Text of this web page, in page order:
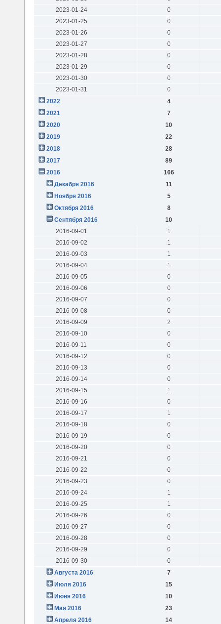
2023-01-24
0
2023-01-25
0
2023-01-26
0
2023-01-27
0
2023-01-28
0
2023-01-29
0
2023-01-30
0
2023-01-31
0
2022
4
2021
7
2020
10
2019
22
2018
28
2017
89
2016
166
Декабря 2016
11
Ноября 2016
5
Октября 2016
8
Сентября 2016
10
2016-09-01
1
2016-09-02
1
2016-09-03
1
2016-09-04
1
2016-09-05
0
2016-09-06
0
2016-09-07
0
2016-09-08
0
2016-09-09
2
2016-09-10
0
2016-09-11
0
2016-09-12
0
2016-09-13
0
2016-09-14
0
2016-09-15
1
2016-09-16
0
2016-09-17
1
2016-09-18
0
2016-09-19
0
2016-09-20
0
2016-09-21
0
2016-09-22
0
2016-09-23
0
2016-09-24
1
2016-09-25
1
2016-09-26
0
2016-09-27
0
2016-09-28
0
2016-09-29
0
2016-09-30
0
Августа 2016
7
Июля 2016
15
Июня 2016
10
Мая 2016
23
Апреля 2016
14